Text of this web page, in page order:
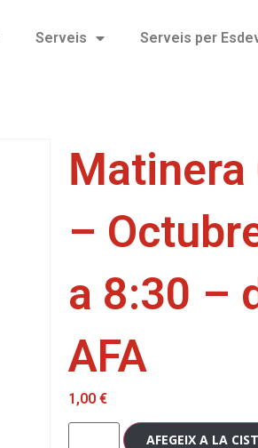
Serveis Serveis per
Matinera
–
a 8:30 –
AFA
1,00 €
AFEGEIX A LA